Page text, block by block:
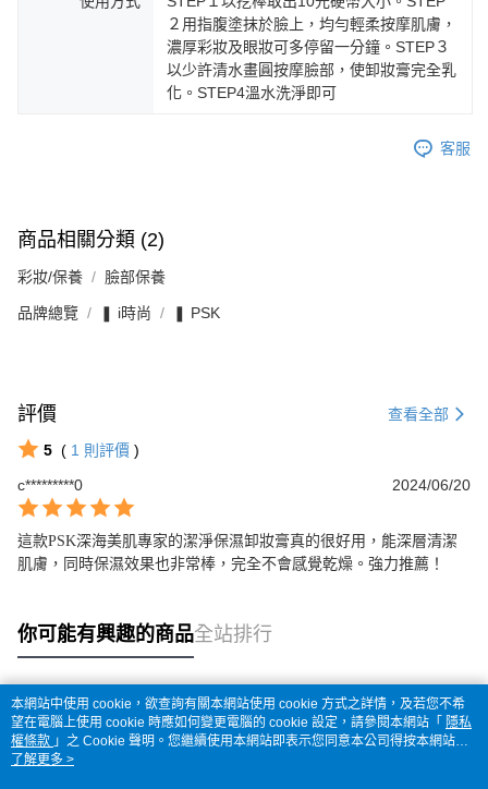
２用指腹塗抹於臉上，均勻輕柔按摩肌膚，
濃厚彩妝及眼妝可多停留一分鐘。STEP３
以少許清水畫圓按摩臉部，使卸妝膏完全乳
化。STEP4溫水洗淨即可
客服
商品相關分類 (2)
彩妝/保養 臉部保養
品牌總覽 ❚ i時尚 ❚ PSK
評價 查看全部
5 ( 1 則評價 )
c*********0
2024/06/20
這款PSK深海美肌專家的潔淨保濕卸妝膏真的很好用，能深層清潔
肌膚，同時保濕效果也非常棒，完全不會感覺乾燥。強力推薦！
你可能有興趣的商品全站排行
熱門標籤
本網站中使用 cookie，欲查詢有關本網站使用 cookie 方式之詳情，及若您不希
望在電腦上使用 cookie 時應如何變更電腦的 cookie 設定，請參閱本網站「 隱私
權條款 」之 Cookie 聲明。您繼續使用本網站即表示您同意本公司得按本網站使
用條款之 Cookie 聲明使用 cookie。
了解更多 >